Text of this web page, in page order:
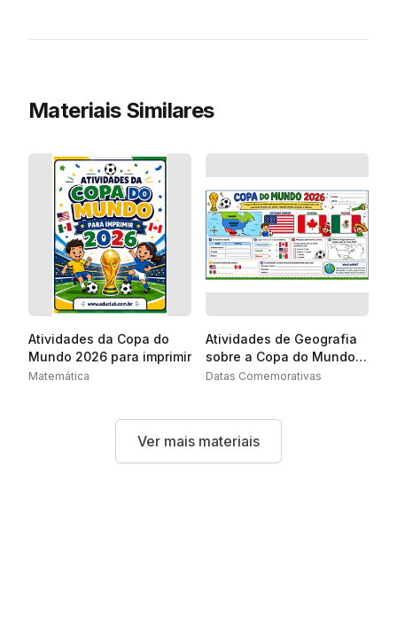
Materiais Similares
Atividades da Copa do
Mundo 2026 para imprimir
Matemática
Atividades de Geografia
sobre a Copa do Mundo
2026
Datas Comemorativas
Ver mais materiais